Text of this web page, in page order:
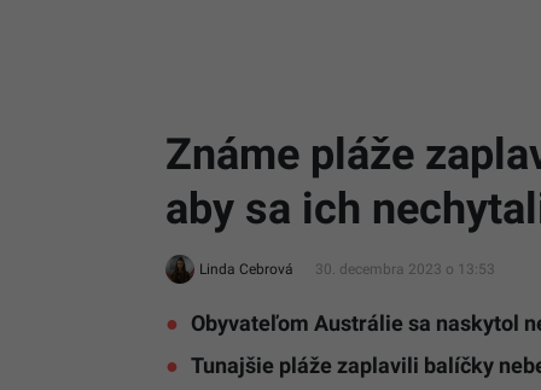
Známe pláže
aby sa ich
Linda Cebrová 30. decembra 2023 o 13:53
Obyvateľom Austrálie sa naskytol
Tunajšie pláže zaplavili balíčky